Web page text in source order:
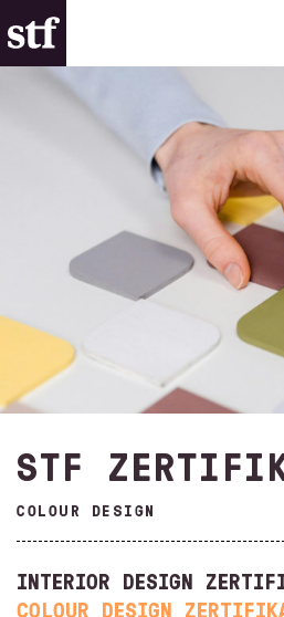
STF
COLOUR DESIGN
INTERIOR DESIGN
COLOUR DESIGN